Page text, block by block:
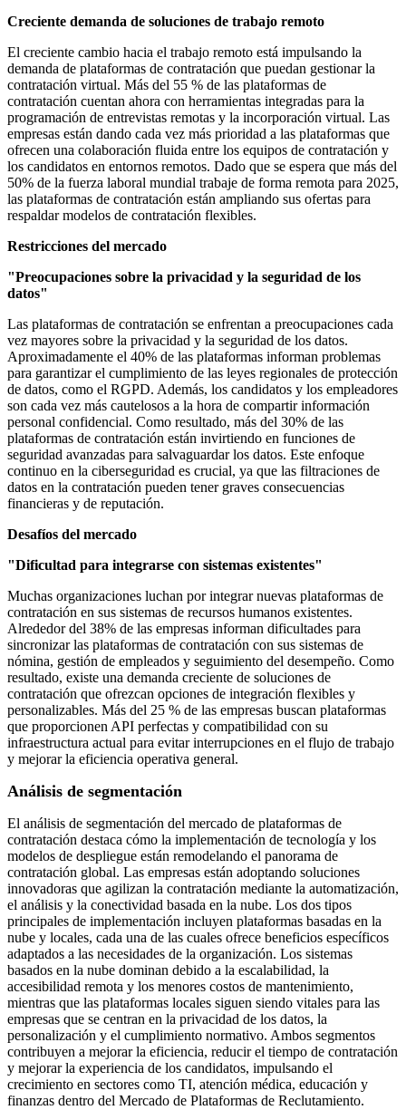
Creciente demanda de soluciones de trabajo remoto
El creciente cambio hacia el trabajo remoto está impulsando la
demanda de plataformas de contratación que puedan gestionar la
contratación virtual. Más del 55 % de las plataformas de
contratación cuentan ahora con herramientas integradas para la
programación de entrevistas remotas y la incorporación virtual. Las
empresas están dando cada vez más prioridad a las plataformas que
ofrecen una colaboración fluida entre los equipos de contratación y
los candidatos en entornos remotos. Dado que se espera que más del
50% de la fuerza laboral mundial trabaje de forma remota para 2025,
las plataformas de contratación están ampliando sus ofertas para
respaldar modelos de contratación flexibles.
Restricciones del mercado
"Preocupaciones sobre la privacidad y la seguridad de los
datos"
Las plataformas de contratación se enfrentan a preocupaciones cada
vez mayores sobre la privacidad y la seguridad de los datos.
Aproximadamente el 40% de las plataformas informan problemas
para garantizar el cumplimiento de las leyes regionales de protección
de datos, como el RGPD. Además, los candidatos y los empleadores
son cada vez más cautelosos a la hora de compartir información
personal confidencial. Como resultado, más del 30% de las
plataformas de contratación están invirtiendo en funciones de
seguridad avanzadas para salvaguardar los datos. Este enfoque
continuo en la ciberseguridad es crucial, ya que las filtraciones de
datos en la contratación pueden tener graves consecuencias
financieras y de reputación.
Desafíos del mercado
"Dificultad para integrarse con sistemas existentes"
Muchas organizaciones luchan por integrar nuevas plataformas de
contratación en sus sistemas de recursos humanos existentes.
Alrededor del 38% de las empresas informan dificultades para
sincronizar las plataformas de contratación con sus sistemas de
nómina, gestión de empleados y seguimiento del desempeño. Como
resultado, existe una demanda creciente de soluciones de
contratación que ofrezcan opciones de integración flexibles y
personalizables. Más del 25 % de las empresas buscan plataformas
que proporcionen API perfectas y compatibilidad con su
infraestructura actual para evitar interrupciones en el flujo de trabajo
y mejorar la eficiencia operativa general.
Análisis de segmentación
El análisis de segmentación del mercado de plataformas de
contratación destaca cómo la implementación de tecnología y los
modelos de despliegue están remodelando el panorama de
contratación global. Las empresas están adoptando soluciones
innovadoras que agilizan la contratación mediante la automatización,
el análisis y la conectividad basada en la nube. Los dos tipos
principales de implementación incluyen plataformas basadas en la
nube y locales, cada una de las cuales ofrece beneficios específicos
adaptados a las necesidades de la organización. Los sistemas
basados ​​en la nube dominan debido a la escalabilidad, la
accesibilidad remota y los menores costos de mantenimiento,
mientras que las plataformas locales siguen siendo vitales para las
empresas que se centran en la privacidad de los datos, la
personalización y el cumplimiento normativo. Ambos segmentos
contribuyen a mejorar la eficiencia, reducir el tiempo de contratación
y mejorar la experiencia de los candidatos, impulsando el
crecimiento en sectores como TI, atención médica, educación y
finanzas dentro del Mercado de Plataformas de Reclutamiento.